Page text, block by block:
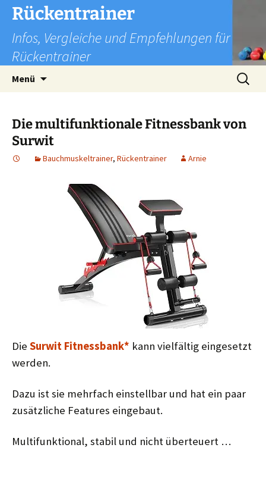
Zum
Inhalt
springen
Rückentrainer
Infos, Vergleiche und Empfehlungen für
Rückentrainer
Menü
Suchen
nach:
Die multifunktionale Fitnessbank von
Surwit
Bauchmuskeltrainer, Rückentrainer Arnie
Die Surwit Fitnessbank* kann vielfältig eingesetzt
werden.
Dazu ist sie mehrfach einstellbar und hat ein paar
zusätzliche Features eingebaut.
Multifunktional, stabil und nicht überteuert …